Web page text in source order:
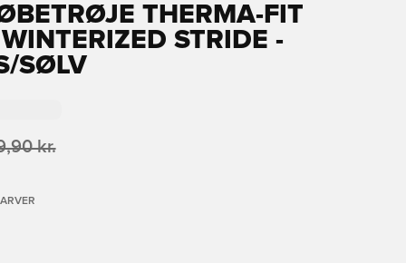
THERMA-FIT
WINTERIZED STRIDE -
SØLV
kr.